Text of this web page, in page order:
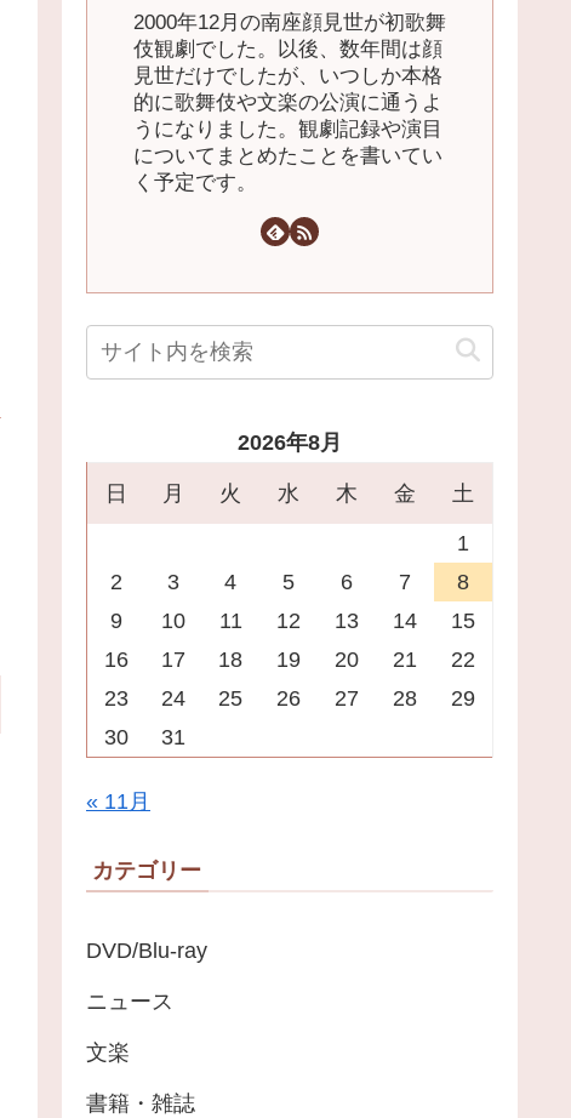
2000年12月の南座顔見世が初歌舞
伎観劇でした。以後、数年間は顔
見世だけでしたが、いつしか本格
的に歌舞伎や文楽の公演に通うよ
うになりました。観劇記録や演目
についてまとめたことを書いてい
く予定です。
2026年8月
日 月 火 水 木 金 土
1
2
3 4 5 6 7
8
9
10 11 12 13 14
15
16
17 18 19 20 21
22
23
24 25 26 27 28
29
30
31
« 11月
カテゴリー
DVD/Blu-ray
ニュース
文楽
書籍・雑誌